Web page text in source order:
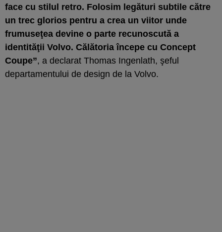
face cu stilul retro. Folosim legături subtile către
un trec glorios pentru a crea un viitor unde
frumuseţea devine o parte recunoscută a
identităţii Volvo. Călătoria începe cu Concept
Coupe”, a declarat Thomas Ingenlath, şeful
departamentului de design de la Volvo.